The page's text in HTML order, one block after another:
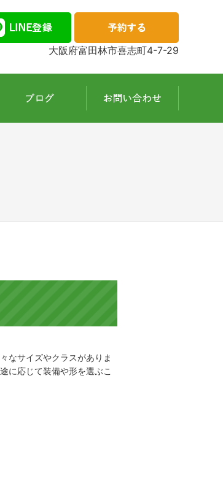
大阪府富田林市喜志町4-7-29
なサイズやクラスがありま
に応じて装備や形を選ぶこ